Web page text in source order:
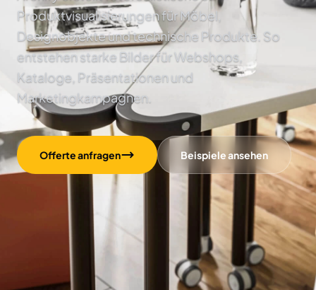
Produktvisualisierungen für Möbel,
Designobjekte und technische Produkte. So
entstehen starke Bilder für Webshops,
Kataloge, Präsentationen und
Marketingkampagnen.
Offerte anfragen Beispiele ansehen